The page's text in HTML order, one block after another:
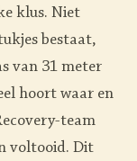
klus. Niet
bestaat,
van 31 meter
hoort waar en
team
voltooid. Dit